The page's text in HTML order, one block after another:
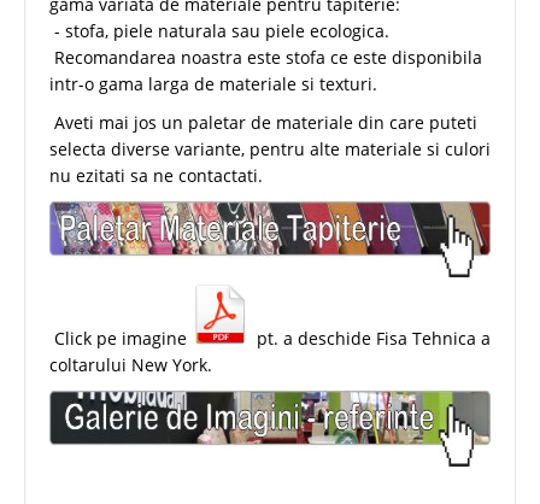
- stofa, piele naturala sau piele ecologica.
Recomandarea noastra este stofa ce este disponibila
intr-o gama larga de materiale si texturi.
Aveti mai jos un paletar de materiale din care puteti
selecta diverse variante, pentru alte materiale si culori
nu ezitati sa ne contactati.
Click pe imagine
pt. a deschide Fisa Tehnica a
coltarului New York.